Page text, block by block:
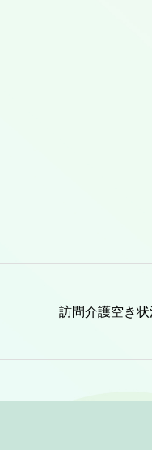
訪問介護空き